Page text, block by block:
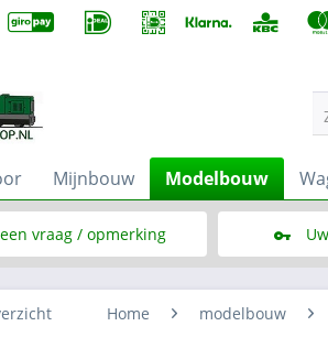
Mijnbouw Modelbouw
vraag / opmerking
Home modelbouw